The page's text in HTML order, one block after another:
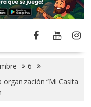
6
organización “Mi Casita